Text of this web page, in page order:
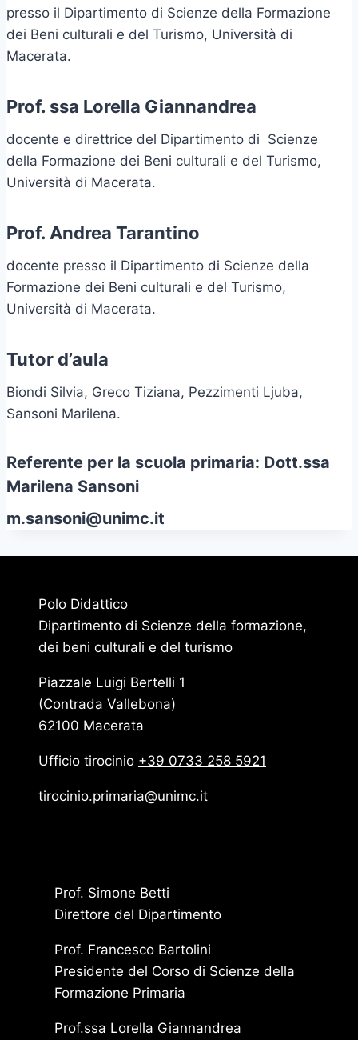
presso il Dipartimento di Scienze della Formazione
dei Beni culturali e del Turismo, Università di
Macerata.
Prof. ssa Lorella Giannandrea
docente e direttrice del Dipartimento di Scienze
della Formazione dei Beni culturali e del Turismo,
Università di Macerata.
Prof. Andrea Tarantino
docente presso il Dipartimento di Scienze della
Formazione dei Beni culturali e del Turismo,
Università di Macerata.
Tutor d’aula
Biondi Silvia, Greco Tiziana, Pezzimenti Ljuba,
Sansoni Marilena.
Referente per la scuola primaria: Dott.ssa
Marilena Sansoni
m.sansoni@unimc.it
Polo Didattico
Dipartimento di Scienze della formazione,
dei beni culturali e del turismo
Piazzale Luigi Bertelli 1
(Contrada Vallebona)
62100 Macerata
Ufficio tirocinio +39 0733 258 5921
tirocinio.primaria@unimc.it
Prof. Simone Betti
Direttore del Dipartimento
Prof. Francesco Bartolini
Presidente del Corso di Scienze della
Formazione Primaria
Prof.ssa Lorella Giannandrea